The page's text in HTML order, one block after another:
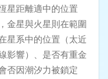
星距離適中的位置
金星與火星則在範圍
星系中的位置（太近
影響）、是否有重金
否因潮汐力被鎖定